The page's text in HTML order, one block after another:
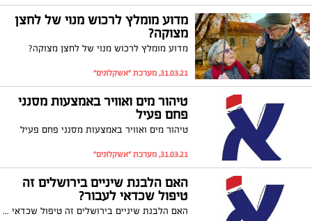
מדוע מומלץ לרכוש מנוי של לחצן
מצוקה?
מדוע מומלץ לרכוש מנוי של לחצן מצוקה?
31.03.21, מערכת "אשקלונים"
טיהור מים ואוויר באמצעות מסנני
פחם פעיל
טיהור מים ואוויר באמצעות מסנני פחם פעיל
31.03.21, מערכת "אשקלונים"
האם הלבנת שיניים בירושלים זה
טיפול שכדאי לעבור?
האם הלבנת שיניים בירושלים זה טיפול שכדאי לעבור?